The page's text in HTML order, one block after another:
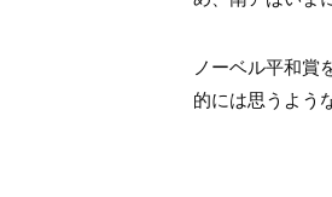
ノーベル平和賞
的には思うよう